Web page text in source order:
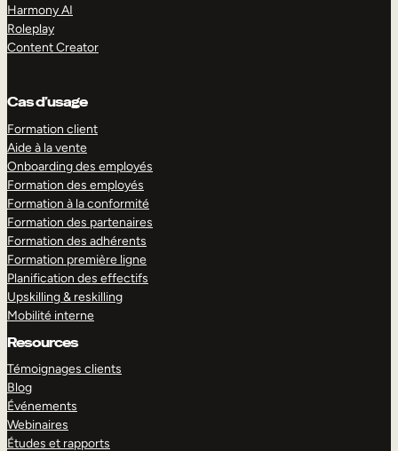
Harmony AI
Roleplay
Content Creator
Cas d’usage
Formation client
Aide à la vente
Onboarding des employés
Formation des employés
Formation à la conformité
Formation des partenaires
Formation des adhérents
Formation première ligne
Planification des effectifs
Upskilling & reskilling
Mobilité interne
Resources
Témoignages clients
Blog
Événements
Webinaires
Études et rapports